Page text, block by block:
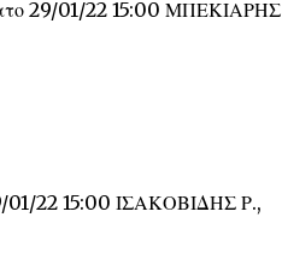
29/01/22 15:00 ΜΠΕΚΙΑΡΗΣ
01/22 15:00 ΙΣΑΚΟΒΙΔΗΣ Ρ.,